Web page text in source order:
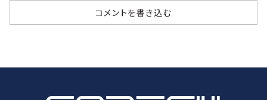
コメントを書き込む